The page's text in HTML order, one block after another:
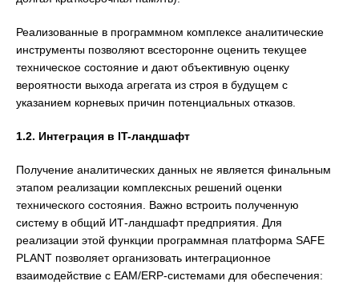
Реализованные в программном комплексе аналитические
инструменты позволяют всесторонне оценить текущее
техническое состояние и дают объективную оценку
вероятности выхода агрегата из строя в будущем с
указанием корневых причин потенциальных отказов.
1.2. Интеграция в IT-ландшафт
Получение аналитических данных не является финальным
этапом реализации комплексных решений оценки
технического состояния. Важно встроить полученную
систему в общий ИТ-ландшафт предприятия. Для
реализации этой функции программная платформа SAFE
PLANT позволяет организовать интеграционное
взаимодействие с EAM/ERP-системами для обеспечения: